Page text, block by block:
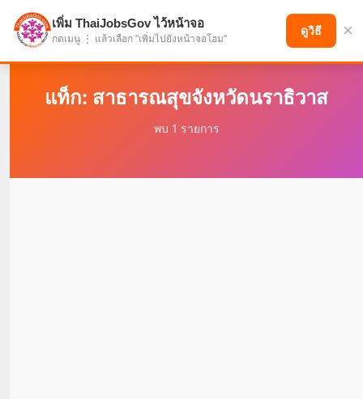
แบ่งปันโอกาส เพื่ออนาคตที่ก้าวหน้า
แท็ก: สาธารณสุขจังหวัดนราธิวาส
พบ 1 รายการ
เพิ่ม ThaiJobsGov ไว้หน้าจอ
กดเมนู ⋮ แล้วเลือก "เพิ่มไปยังหน้าจอโฮม"
ดูวิธี ×